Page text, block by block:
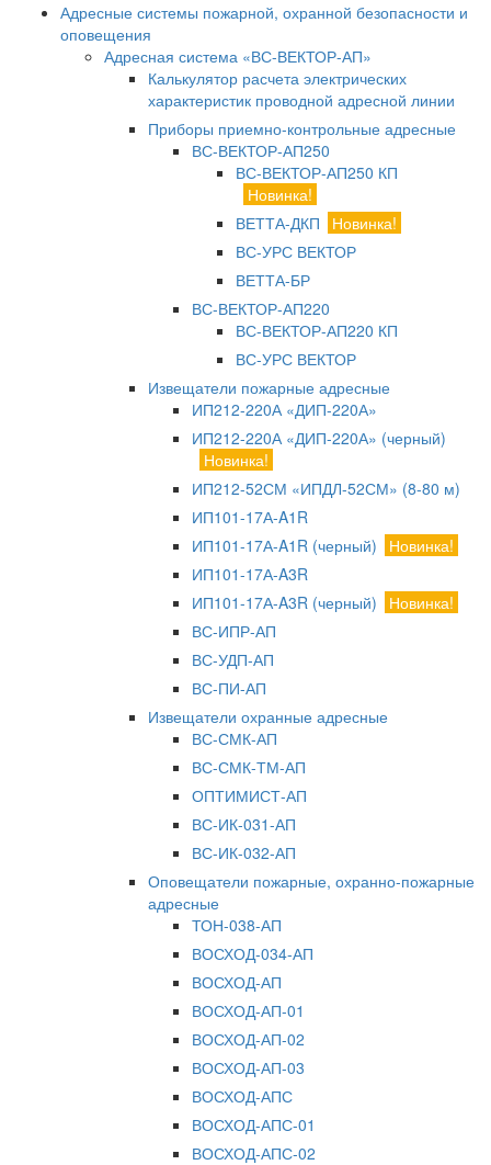
Адресные системы пожарной, охранной безопасности и
оповещения
Адресная система «ВС-ВЕКТОР-АП»
Калькулятор расчета электрических
характеристик проводной адресной линии
Приборы приемно-контрольные адресные
ВС-ВЕКТОР-АП250
ВС-ВЕКТОР-АП250 КП
Новинка!
ВЕТТА-ДКП
Новинка!
ВС-УРС ВЕКТОР
ВЕТТА-БР
ВС-ВЕКТОР-АП220
ВС-ВЕКТОР-АП220 КП
ВС-УРС ВЕКТОР
Извещатели пожарные адресные
ИП212-220А «ДИП-220А»
ИП212-220А «ДИП-220А» (черный)
Новинка!
ИП212-52СМ «ИПДЛ-52СМ» (8-80 м)
ИП101-17А-A1R
ИП101-17А-A1R (черный)
Новинка!
ИП101-17А-A3R
ИП101-17А-A3R (черный)
Новинка!
ВС-ИПР-АП
ВС-УДП-АП
ВС-ПИ-АП
Извещатели охранные адресные
ВС-СМК-АП
ВС-СМК-ТМ-АП
ОПТИМИСТ-АП
ВС-ИК-031-АП
ВС-ИК-032-АП
Оповещатели пожарные, охранно-пожарные
адресные
ТОН-038-АП
ВОСХОД-034-АП
ВОСХОД-АП
ВОСХОД-АП-01
ВОСХОД-АП-02
ВОСХОД-АП-03
ВОСХОД-АПС
ВОСХОД-АПС-01
ВОСХОД-АПС-02